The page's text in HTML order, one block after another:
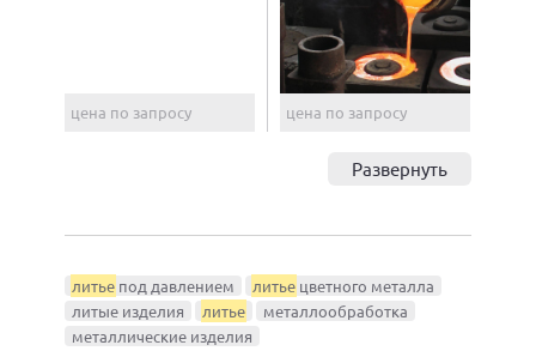
цена по запросу цена по запросу
Развернуть
литье под давлением литье цветного металла
литые изделия
литье
металлообработка
металлические изделия